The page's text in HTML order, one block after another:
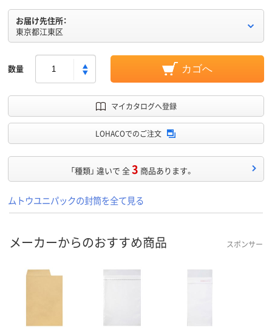
お届け先住所：
東京都江東区
数量 カゴへ
マイカタログへ登録
LOHACOでのご注文
「種類」 違いで 全3 商品あります。
ムトウユニパックの封筒を全て見る
メーカーからのおすすめ商品 スポンサー